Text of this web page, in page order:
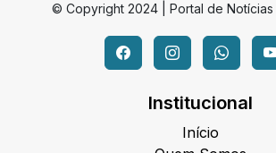
© Copyright 2024 | Portal de Notícias
Institucional
Início